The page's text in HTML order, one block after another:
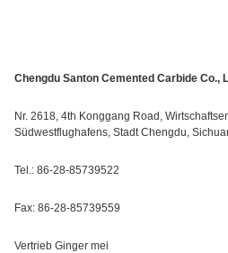
Chengdu Santon Cemented Carbide Co.,
Nr. 2618, 4th Konggang Road,
Südwestflughafens, Stadt Chengdu,
Tel.: 86-28-85739522
Fax: 86-28-85739559
Vertrieb Ginger mei